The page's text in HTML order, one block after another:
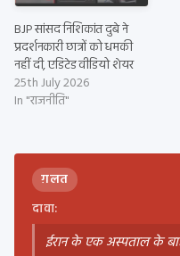
BJP सांसद निशिकांत दुबे ने
प्रदर्शनकारी छात्रों को धमकी
नहीं दी, एडिटेड वीडियो शेयर
25th July 2026
In "राजनीति"
ग़लत
दावा:
ईरान के एक अस्पताल के